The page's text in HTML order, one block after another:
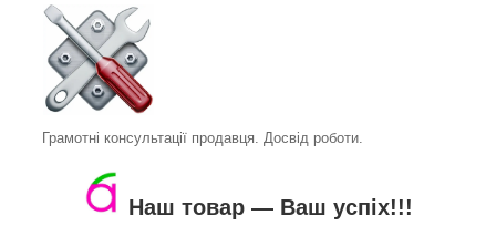
Грамотні консультації продавця. Досвід роботи.
Наш товар ― Ваш успіх!!!